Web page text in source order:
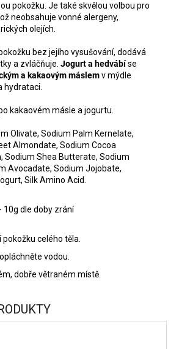
pokožku. Je také skvělou volbou pro
neobsahuje vonné alergeny,
olejích.
bez jejího vysušování, dodává
a zvláčňuje. Jogurt a hedvábíse
a kakaovým máslemv mýdle
hydrataci.
kakaovém másle a jogurtu.
Olivate, Sodium Palm Kernelate,
Almondate, Sodium Cocoa
Sodium Shea Butterate, Sodium
Avocadate, Sodium Jojobate,
Silk Amino Acid.
10g dle doby zrání
pokožku celého těla.
vodou.
dobře větraném místě.